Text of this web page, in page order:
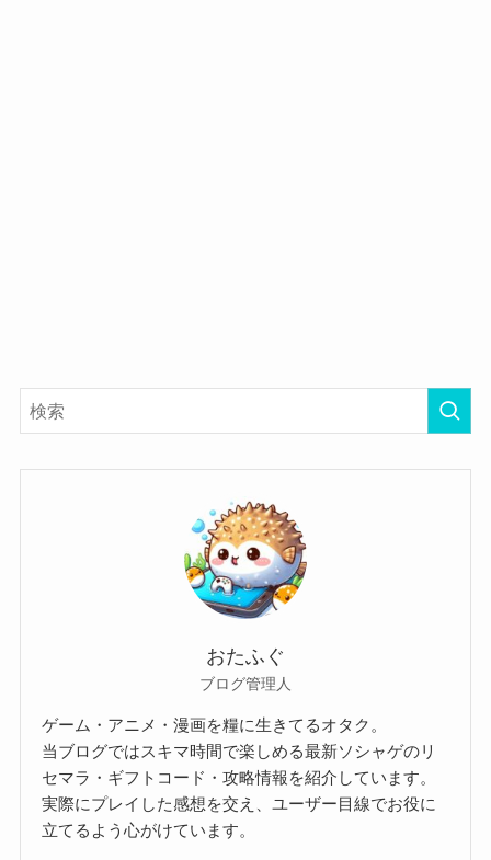
おたふぐ
ブログ管理人
ゲーム・アニメ・漫画を糧に生きてるオタク。
当ブログではスキマ時間で楽しめる最新ソシャゲのリ
セマラ・ギフトコード・攻略情報を紹介しています。
実際にプレイした感想を交え、ユーザー目線でお役に
立てるよう心がけています。